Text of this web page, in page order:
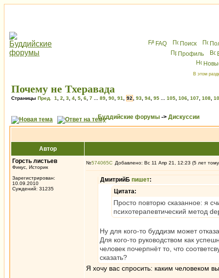
FAQ Поиск
Профиль
В этом
Почему не Тхеравада
Страницы Пред. 1 2 3 4 5 6 7 89 90 91 92 93 94 95 105 106 107 108
Буддийские форумы -> Дискуссии
Автор
Горсть листьев
Фикус, Историк
Зарегистрирован:
10.09.2010
Суждений: 31235
№574065 Добавлено: Вс 11 Апр 21, 12:23 (5 лет
ДмитрийБ пишет:
Цитата:
Просто повторю сказанное: я
психотерапевтический метод
Ну для кого-то буддизм может
Для кого-то руководством как
человек почерпнёт то, что
сказать?
Я хочу вас спросить: каким человеком